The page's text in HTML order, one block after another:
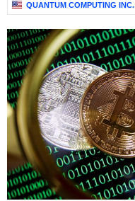
QUANTUM COMPUTING INC.